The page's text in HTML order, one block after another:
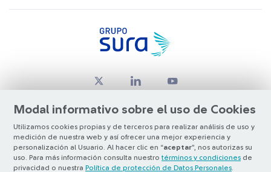
Modal informativo sobre el uso de Cookies
Utilizamos cookies propias y de terceros para realizar análisis de uso y
medición de nuestra web y así ofrecer una mejor experiencia y
personalización al Usuario. Al hacer clic en “aceptar”, nos autorizas su
uso. Para más información consulta nuestro términos y condiciones de
privacidad o nuestra Política de protección de Datos Personales
© Copyright Grupo SURA 2026